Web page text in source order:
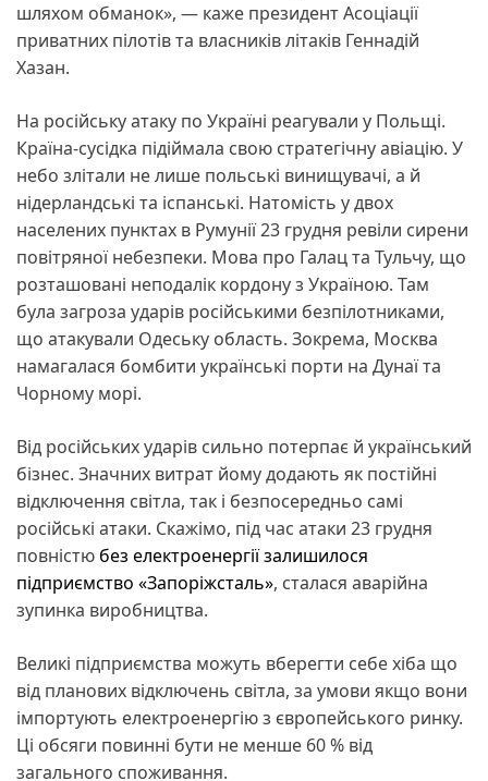
шляхом обманок», — каже президент Асоціації
приватних пілотів та власників літаків Геннадій
Хазан.
На російську атаку по Україні реагували у Польщі.
Країна-сусідка підіймала свою стратегічну авіацію. У
небо злітали не лише польські винищувачі, а й
нідерландські та іспанські. Натомість у двох
населених пунктах в Румунії 23 грудня ревіли сирени
повітряної небезпеки. Мова про Галац та Тульчу, що
розташовані неподалік кордону з Україною. Там
була загроза ударів російськими безпілотниками,
що атакували Одеську область. Зокрема, Москва
намагалася бомбити українські порти на Дунаї та
Чорному морі.
Від російських ударів сильно потерпає й український
бізнес. Значних витрат йому додають як постійні
відключення світла, так і безпосередньо самі
російські атаки. Скажімо, під час атаки 23 грудня
повністю без електроенергії залишилося
підприємство «Запоріжсталь», сталася аварійна
зупинка виробництва.
Великі підприємства можуть вберегти себе хіба що
від планових відключень світла, за умови якщо вони
імпортують електроенергію з європейського ринку.
Ці обсяги повинні бути не менше 60 % від
загального споживання.